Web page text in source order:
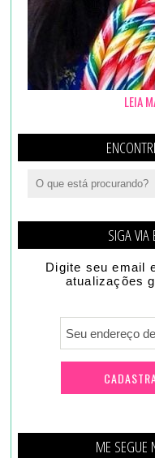
LEIA
SIGA VIA
Digite seu email
atualizações
ME SEGUE